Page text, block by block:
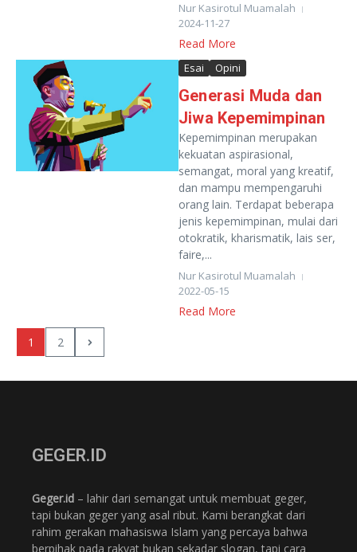
Nur Kasirotul Muamalah
2024-11-27
Read More
Esai Opini
Generasi Muda dan
Jiwa Kepemimpinan
Kepemimpinan merupakan
kekuatan aspirasional,
semangat, moral yang kreatif,
dan mampu mempengaruhi
orang lain. Terdapat beberapa
jenis kepemimpinan, mulai dari
otokratik, kharismatik, lais ser,
faire,...
Nur Kasirotul Muamalah
2022-05-15
Read More
1 2
GEGER.ID
Geger.id – lahir dari semangat untuk membuat geger,
tapi bukan geger yang asal ribut. Kami berangkat dari
rahim gerakan mahasiswa Islam yang percaya bahwa
berpihak pada rakyat bukan sekadar slogan, tapi cara